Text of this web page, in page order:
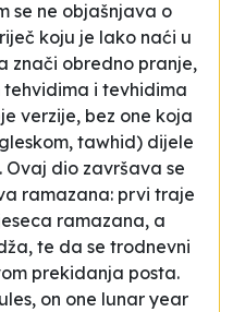
se ne objašnjava o
koju je lako naći u
znači obredno pranje,
tehvidima i tevhidima
verzije, bez one koja
tawhid) dijele
Ovaj dio završava se
ramazana: prvi traje
ramazana, a
, te da se trodnevni
prekidanja posta.
on one lunar year